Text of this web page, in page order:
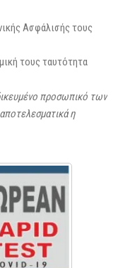
Ασφάλισής τους
τους ταυτότητα
προσωπικό των
η